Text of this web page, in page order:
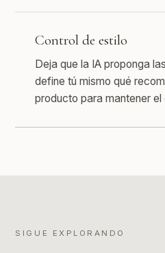
Control de estilo
Deja que la IA proponga
define tú mismo qué
producto para mantener
SIGUE EXPLORANDO